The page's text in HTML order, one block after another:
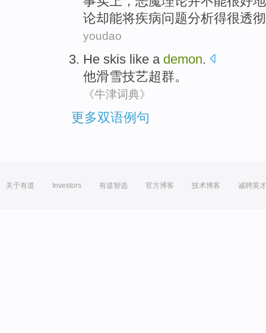
论却能将疾病问题分析得很透
youdao
He skis like a demon.
他滑雪技艺超群。
《牛津词典》
更多双语例句
关于有道 Investors 有道智选 官方博客 技术博客 诚聘英才